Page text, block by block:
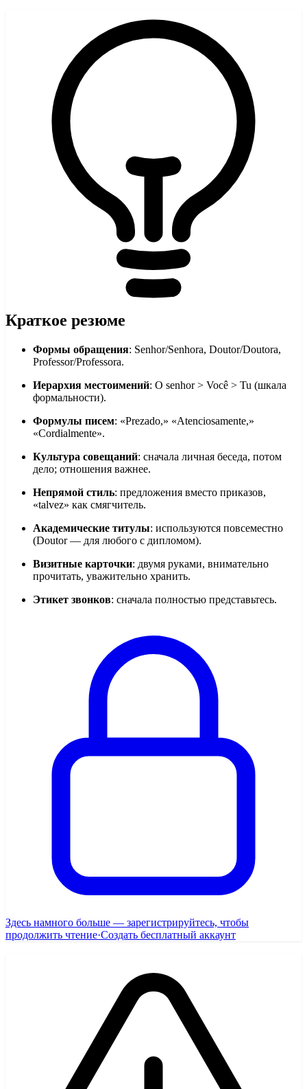
Краткое резюме
Формы обращения: Senhor/Senhora, Doutor/Doutora,
Professor/Professora.
Иерархия местоимений: O senhor > Você > Tu (шкала
формальности).
Формулы писем: «Prezado,» «Atenciosamente,»
«Cordialmente».
Культура совещаний: сначала личная беседа, потом
дело; отношения важнее.
Непрямой стиль: предложения вместо приказов,
«talvez» как смягчитель.
Академические титулы: используются повсеместно
(Doutor — для любого с дипломом).
Визитные карточки: двумя руками, внимательно
прочитать, уважительно хранить.
Этикет звонков: сначала полностью представьтесь.
Здесь намного больше — зарегистрируйтесь, чтобы
продолжить чтение·Создать бесплатный аккаунт